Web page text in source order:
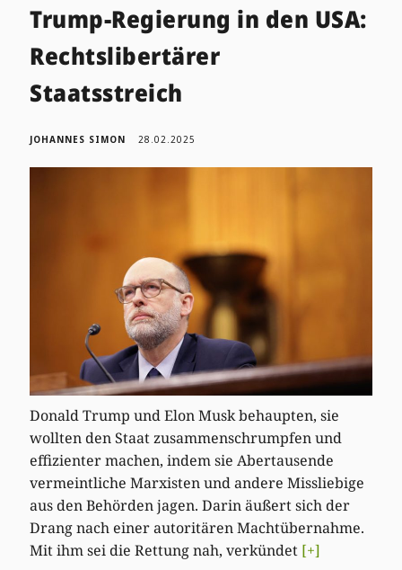
Trump-Regierung in den USA:
Rechtslibertärer
Staatsstreich
JOHANNES SIMON 28.02.2025
Donald Trump und Elon Musk behaupten, sie
wollten den Staat zusammenschrumpfen und
effizienter machen, indem sie Abertausende
vermeintliche Marxisten und andere Missliebige
aus den Behörden jagen. Darin äußert sich der
Drang nach einer autoritären Machtübernahme.
Mit ihm sei die Rettung nah, verkündet [+]